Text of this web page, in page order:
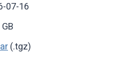
07-16
(.tgz)